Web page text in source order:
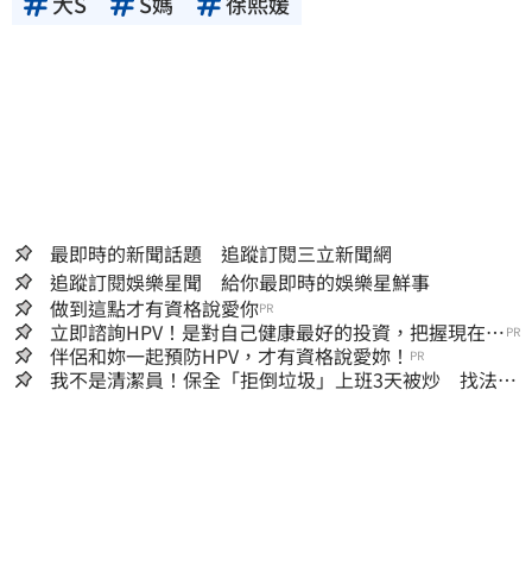
最即時的新聞話題 追蹤訂閱三立新聞網
追蹤訂閱娛樂星聞 給你最即時的娛樂星鮮事
做到這點才有資格說愛你PR
立即諮詢HPV！是對自己健康最好的投資，把握現在不
嫌晚！
PR
伴侶和妳一起預防HPV，才有資格說愛妳！ PR
我不是清潔員！保全「拒倒垃圾」上班3天被炒 找法院